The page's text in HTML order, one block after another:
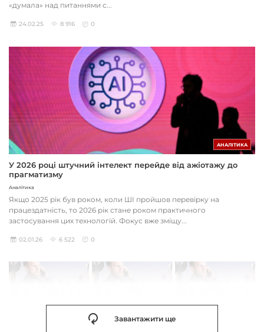
«думала» над питаннями с...
24.02.25 8 916 0
АНАЛІТИКА
У 2026 році штучний інтелект перейде від ажіотажу до
прагматизму
Аналітика
Якщо 2025 рік був роком, коли ШІ пройшов перевірку на
працездатність, то 2026 рік стане роком практичного
застосування цих технологій. Фокус вже зміщу...
02.01.26 6 522 0
Завантажити ще